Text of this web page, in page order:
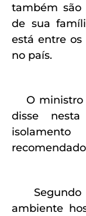
também são
de sua
está entre os
no país.
O ministro
disse
Segundo
ambiente